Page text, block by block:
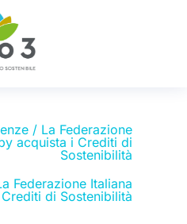
/ La Federazione
acquista i Crediti di
Sostenibilità
Federazione Italiana
di Sostenibilità